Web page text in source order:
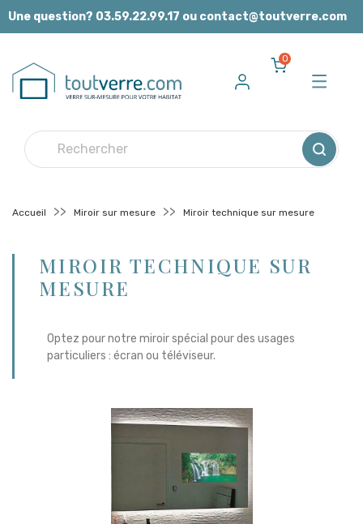
Panneau de gestion des cookies
Une question? 03.59.22.99.17 ou contact@toutverre.com
0
Accueil Miroir sur mesure Miroir technique sur mesure
MIROIR TECHNIQUE SUR
MESURE
Optez pour notre miroir spécial pour des usages
particuliers : écran ou téléviseur.